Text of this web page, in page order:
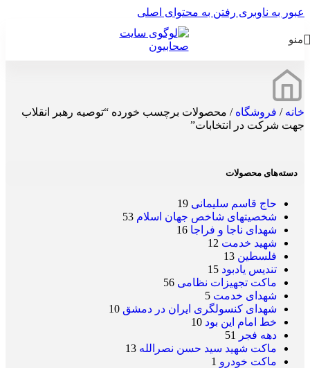
عبور به ناوبری رفتن به محتوای اصلی
منو
خانه/ فروشگاه/ محصولات برچسب خورده “توصیه رهبر انقلاب
جهت شرکت در انتخابات”
دسته‌های محصولات
حاج قاسم سلیمانی 19
شخصیتهای شاخص جهان اسلام 53
شهدای ناجا و فراجا 16
شهید خدمت 12
فلسطین 13
تندیس یادبود 15
ماکت تجهیزات نظامی 56
شهدای خدمت 5
شهدای کنسولگری ایران در دمشق 10
خط امام این بود 10
دهه فجر
51
ماکت شهید سید حسن نصرالله 13
ماکت خودرو 1